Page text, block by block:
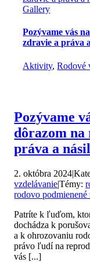
Gallery
Pozývame vás
zdravie a práva
Aktivity,Rodové
Pozývame
dôrazom
práva a
2. októbra 2024|
vzdelávanie|Témy:
rodovo podmienené
Patríte k ľuďom,
dochádza k
a k ohrozovaniu
právo ľudí na
vás [...]